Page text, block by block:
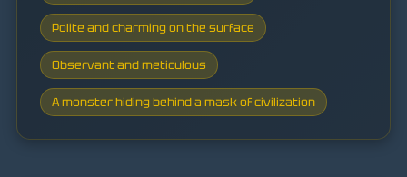
Polite and charming on the surface
Observant and meticulous
A monster hiding behind a mask of civilization